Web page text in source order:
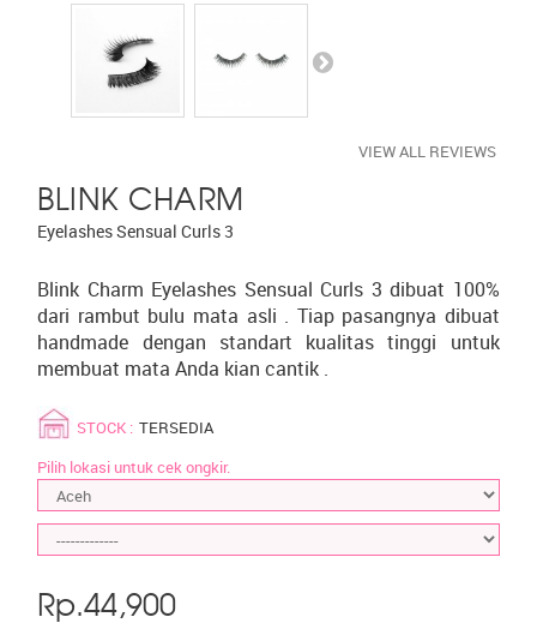
BLINK CHARM
Eyelashes Sensual Curls 3
Blink Charm Eyelashes Sensual Curls 3 dibuat 100%
dari rambut bulu mata asli . Tiap pasangnya dibuat
handmade dengan standart kualitas tinggi untuk
membuat mata Anda kian cantik .
VIEW ALL REVIEWS
STOCK : TERSEDIA
Pilih lokasi untuk cek ongkir.
Rp.44,900